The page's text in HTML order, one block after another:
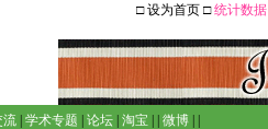
□设为首页 □统计数据
流 学术专题 论坛 淘宝 微博